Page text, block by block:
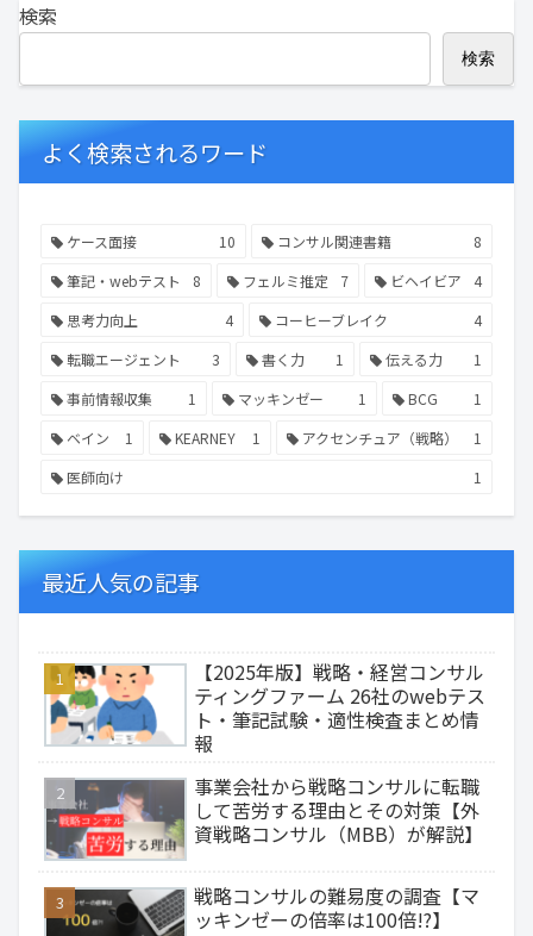
検索
検索
よく検索されるワード
ケース面接 10 コンサル関連書籍
8
筆記・webテスト
8 フェルミ推定 7 ビヘイビア
4
思考力向上
4 コーヒーブレイク
4
転職エージェント
3 書く力 1 伝える力
1
事前情報収集
1 マッキンゼー 1 BCG
1
ベイン
1 KEARNEY 1 アクセンチュア（戦略）
1
医師向け
1
最近人気の記事
【2025年版】戦略・経営コンサル
ティングファーム 26社のwebテス
ト・筆記試験・適性検査まとめ情
報
事業会社から戦略コンサルに転職
して苦労する理由とその対策【外
資戦略コンサル（MBB）が解説】
戦略コンサルの難易度の調査【マ
ッキンゼーの倍率は100倍!?】